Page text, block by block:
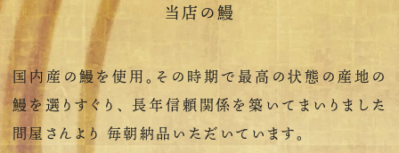
当店の鰻
国内産の鰻を使用。その時期で最高の状態の産地の
鰻を選りすぐり、 長年信頼関係を築いてまいりました
問屋さんより 毎朝納品いただいています。